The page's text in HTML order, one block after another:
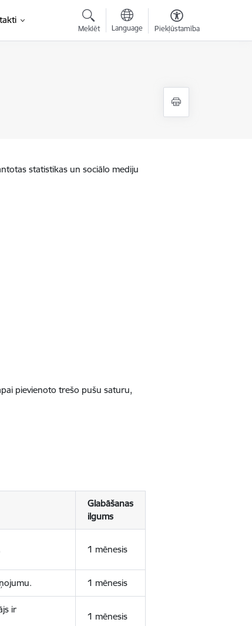
Meklēt Language Piekļūstamība
statistikas un sociālo mediju
pievienoto trešo pušu saturu,
Glabāšanas
ilgums
1 mēnesis
1 mēnesis
ir
1 mēnesis